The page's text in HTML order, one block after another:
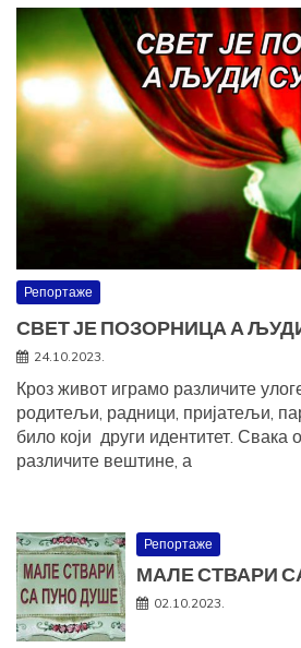
Репортаже
СВЕТ ЈЕ ПОЗОРНИЦА А
24.10.2023.
Кроз живот играмо различите
родитељи, радници, пријатељи,
било који други идентитет. Свака
различите вештине, а
Репортаже
МАЛЕ СТВАРИ
02.10.2023.